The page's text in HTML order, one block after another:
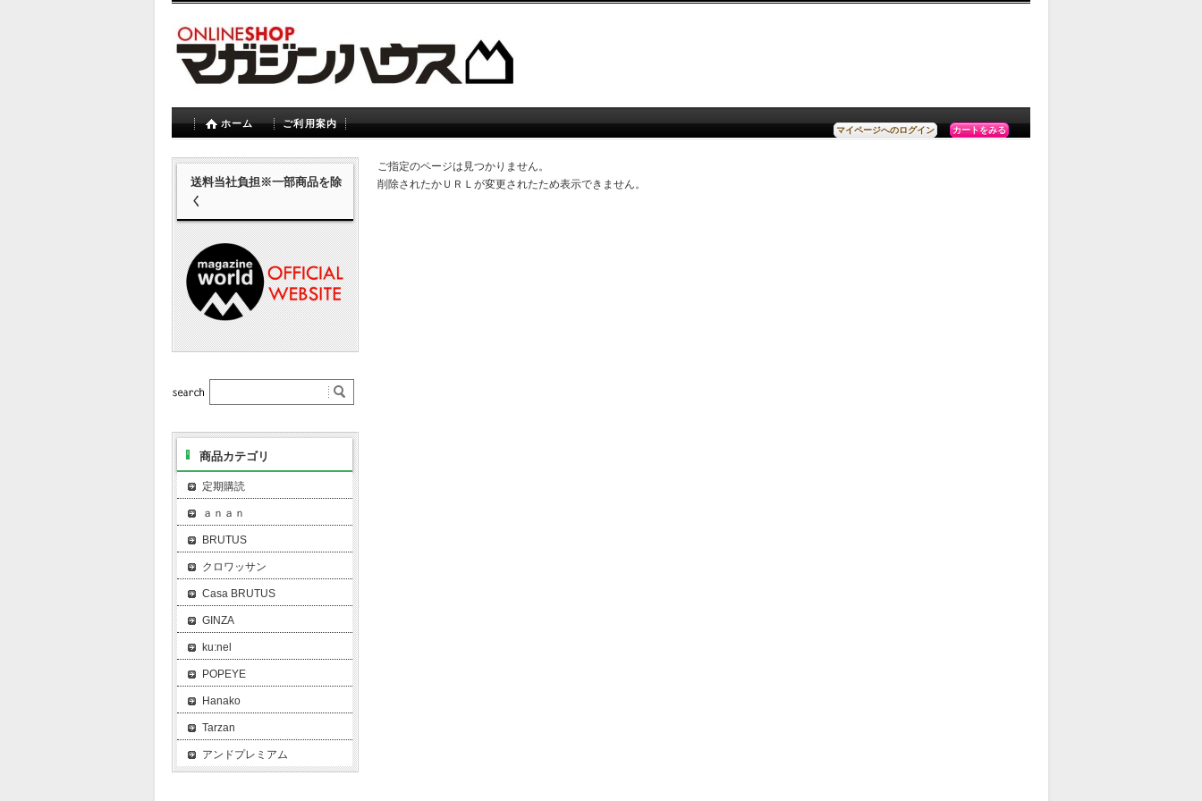
マイページへのログイン カートをみる
ホーム ご利用案内
ご指定のページは見つかりません。
削除されたかＵＲＬが変更されたため表示できません。
送料当社負担※一部商品を除
く
商品カテゴリ
定期購読
ａｎａｎ
BRUTUS
クロワッサン
Casa BRUTUS
GINZA
ku:nel
POPEYE
Hanako
Tarzan
アンドプレミアム